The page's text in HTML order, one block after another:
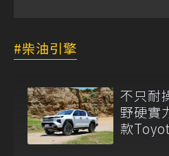
柴油引擎
不只耐
野硬實
款